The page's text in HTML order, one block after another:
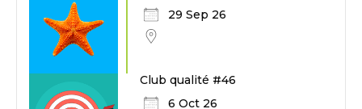
29 Sep 26
Club qualité #46
6 Oct 26